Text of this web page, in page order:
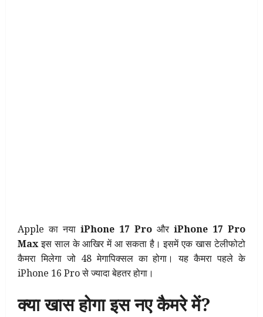
Apple का नया iPhone 17 Pro और iPhone 17 Pro
Maxइस साल के आखिर में आ सकता है। इसमें एक खास टेलीफोटो
कैमरा मिलेगा जो 48 मेगापिक्सल का होगा। यह कैमरा पहले के
iPhone 16 Pro से ज्यादा बेहतर होगा।
क्या खास होगा इस नए कैमरे में?